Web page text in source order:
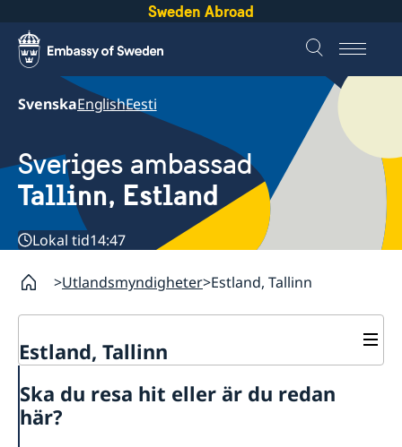
Sweden Abroad
SvenskaEnglishEesti
Sveriges ambassad
Tallinn, Estland
Lokal tid14:47
Utlandsmyndigheter Estland, Tallinn
Estland, Tallinn
Sverige i Estland
Om oss
Ska du resa hit eller är du redan
här?